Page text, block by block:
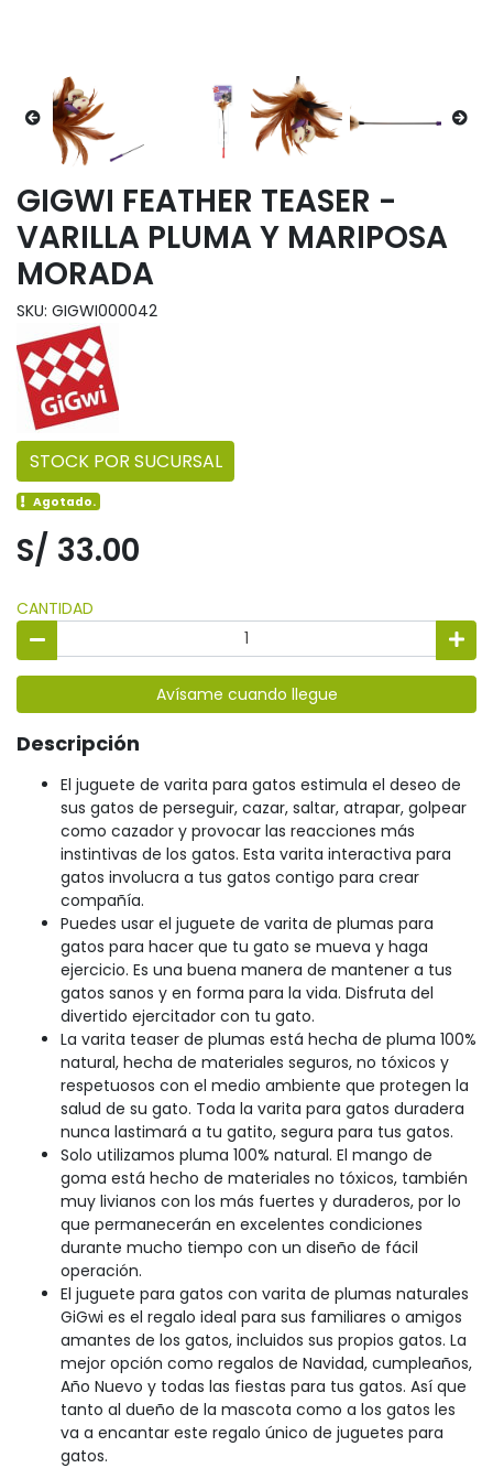
GIGWI FEATHER TEASER -
VARILLA PLUMA Y MARIPOSA
MORADA
SKU: GIGWI000042
STOCK POR SUCURSAL
Agotado.
S/ 33.00
CANTIDAD
Avísame cuando llegue
Descripción
El juguete de varita para gatos estimula el deseo de
sus gatos de perseguir, cazar, saltar, atrapar, golpear
como cazador y provocar las reacciones más
instintivas de los gatos. Esta varita interactiva para
gatos involucra a tus gatos contigo para crear
compañía.
Puedes usar el juguete de varita de plumas para
gatos para hacer que tu gato se mueva y haga
ejercicio. Es una buena manera de mantener a tus
gatos sanos y en forma para la vida. Disfruta del
divertido ejercitador con tu gato.
La varita teaser de plumas está hecha de pluma 100%
natural, hecha de materiales seguros, no tóxicos y
respetuosos con el medio ambiente que protegen la
salud de su gato. Toda la varita para gatos duradera
nunca lastimará a tu gatito, segura para tus gatos.
Solo utilizamos pluma 100% natural. El mango de
goma está hecho de materiales no tóxicos, también
muy livianos con los más fuertes y duraderos, por lo
que permanecerán en excelentes condiciones
durante mucho tiempo con un diseño de fácil
operación.
El juguete para gatos con varita de plumas naturales
GiGwi es el regalo ideal para sus familiares o amigos
amantes de los gatos, incluidos sus propios gatos. La
mejor opción como regalos de Navidad, cumpleaños,
Año Nuevo y todas las fiestas para tus gatos. Así que
tanto al dueño de la mascota como a los gatos les
va a encantar este regalo único de juguetes para
gatos.